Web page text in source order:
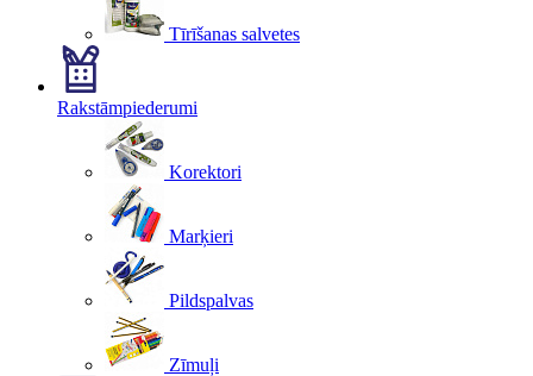
Tīrīšanas salvetes
Rakstāmpiederumi
Korektori
Marķieri
Pildspalvas
Zīmuļi